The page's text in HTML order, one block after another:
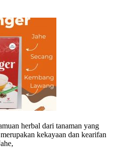
herbal dari tanaman yang
kekayaan dan kearifan